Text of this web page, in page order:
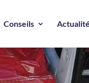
Conseils